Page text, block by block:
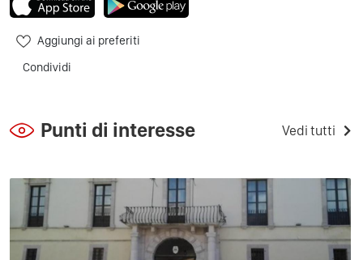
Aggiungi ai preferiti
Condividi
Punti di interesse Vedi tutti